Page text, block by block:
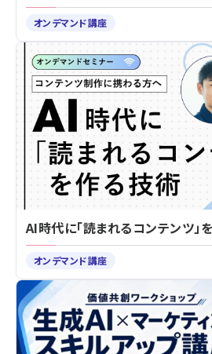
オンデマンド講座
AI時代に「読まれるコンテンツ」
オンデマンド講座